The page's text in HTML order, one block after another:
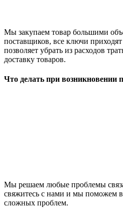
Мы закупаем товар большими
поставщиков, все ключи
позволяет убрать из расходов
доставку товаров.
Что делать при возникновении
Мы решаем любые проблемы
свяжитесь с нами и мы поможем
сложных проблем.